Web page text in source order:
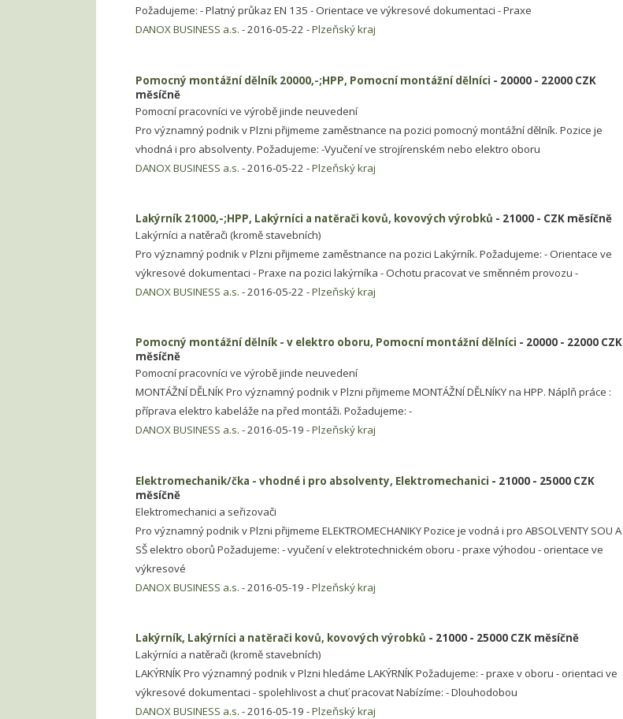
Požadujeme: - Platný průkaz EN 135 - Orientace ve výkresové dokumentaci - Praxe
DANOX BUSINESS a.s. - 2016-05-22 -Plzeňský kraj
Pomocný montážní dělník 20000,-;HPP, Pomocní montážní dělníci - 20000 - 22000 CZK
měsíčně
Pomocní pracovníci ve výrobě jinde neuvedení
Pro významný podnik v Plzni přijmeme zaměstnance na pozici pomocný montážní dělník. Pozice je
vhodná i pro absolventy. Požadujeme: -Vyučení ve strojírenském nebo elektro oboru
DANOX BUSINESS a.s. - 2016-05-22 -Plzeňský kraj
Lakýrník 21000,-;HPP, Lakýrníci a natěrači kovů, kovových výrobků - 21000 - CZK měsíčně
Lakýrníci a natěrači (kromě stavebních)
Pro významný podnik v Plzni přijmeme zaměstnance na pozici Lakýrník. Požadujeme: - Orientace ve
výkresové dokumentaci - Praxe na pozici lakýrníka - Ochotu pracovat ve směnném provozu -
DANOX BUSINESS a.s. - 2016-05-22 -Plzeňský kraj
Pomocný montážní dělník - v elektro oboru, Pomocní montážní dělníci - 20000 - 22000 CZK
měsíčně
Pomocní pracovníci ve výrobě jinde neuvedení
MONTÁŽNÍ DĚLNÍK Pro významný podnik v Plzni přijmeme MONTÁŽNÍ DĚLNÍKY na HPP. Náplň práce :
příprava elektro kabeláže na před montáži. Požadujeme: -
DANOX BUSINESS a.s. - 2016-05-19 -Plzeňský kraj
Elektromechanik/čka - vhodné i pro absolventy, Elektromechanici - 21000 - 25000 CZK
měsíčně
Elektromechanici a seřizovači
Pro významný podnik v Plzni přijmeme ELEKTROMECHANIKY Pozice je vodná i pro ABSOLVENTY SOU A
SŠ elektro oborů Požadujeme: - vyučení v elektrotechnickém oboru - praxe výhodou - orientace ve
výkresové
DANOX BUSINESS a.s. - 2016-05-19 -Plzeňský kraj
Lakýrník, Lakýrníci a natěrači kovů, kovových výrobků - 21000 - 25000 CZK měsíčně
Lakýrníci a natěrači (kromě stavebních)
LAKÝRNÍK Pro významný podnik v Plzni hledáme LAKÝRNÍK Požadujeme: - praxe v oboru - orientaci ve
výkresové dokumentaci - spolehlivost a chuť pracovat Nabízíme: - Dlouhodobou
DANOX BUSINESS a.s. - 2016-05-19 -Plzeňský kraj